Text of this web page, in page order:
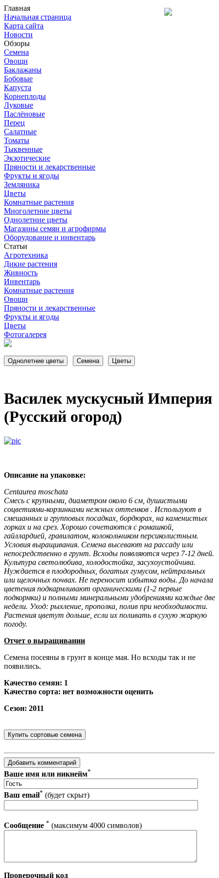
Главная
Начальная страница
Карта сайта
Новости
Обзоры
Семена
Овощи
Баклажаны
Бобовые
Капуста
Корнеплоды
Луковые
Паслёновые
Перец
Салатные
Томаты
Тыквенные
Экзотические
Пряности и лекарственные
Фрукты и ягоды
Земляника
Цветы
Комнатные растения
Многолетние цветы
Однолетние цветы
Магазины семян и агрофирмы
Оборудование и инвентарь
Статьи
Агротехника
Дикие растения
Живность
Инвентарь
Комнатные растения
Овощи
Пряности и лекарственные
Фрукты и ягоды
Цветы
Фотогалерея
Василек мускусный Империя
(Русский огород)
Описание на упаковке:
Centaurea moschata
Смесь с крупными, диаметром около 6 см, душистыми
соцветиями-корзинками нежных оттенков . Используют в
смешанных и групповых посадках, бордюрах, на каменистых
горках и на срез. Хорошо сочетаются с ромашкой,
гайллардией, гравилатом, колокольчиком персиколистным.
Условия выращивания. Семена высевают на рассаду или
непосредственно в грунт. Всходы появляются через 7-12 дней.
Культура светолюбива, холодостойка, засухоустойчива.
Нуждается в плодородных, богатых гумусом, нейтральных
или щелочных почвах. Не переносит избытка воды. До начала
цветения подкармливают органическими (1-2 первые
подкормки) и полными минеральными удобрениями каждые две
недели. Уход: рыхление, прополка, полив при необходимости.
Растения цветут дольше, если их поливать в сухую жаркую
погоду.
Отчет о выращивании
Семена посеяны в грунт в конце мая. Но всходы так и не
появились.
Качество семян: 1
Качество сорта: нет возможности оценить
Сезон: 2011
Ваше имя или никнейм*
Ваш email* (будет скрыт)
Сообщение * (максимум 4000 символов)
Проверочный код